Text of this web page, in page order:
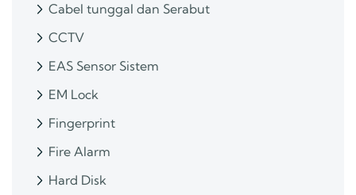
Cabel tunggal dan Serabut
CCTV
EAS Sensor Sistem
EM Lock
Fingerprint
Fire Alarm
Hard Disk